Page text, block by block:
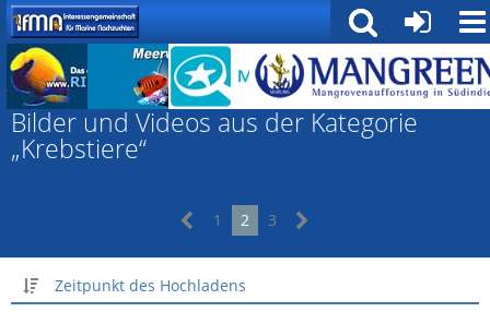
Galerie
Bilder und Videos aus der Kategorie
„Krebstiere“
1 2 3
Zeitpunkt des Hochladens